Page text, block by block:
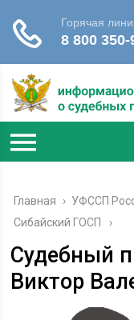
Главная › УФССП
Сибайский ГОСП
Судебный
Виктор